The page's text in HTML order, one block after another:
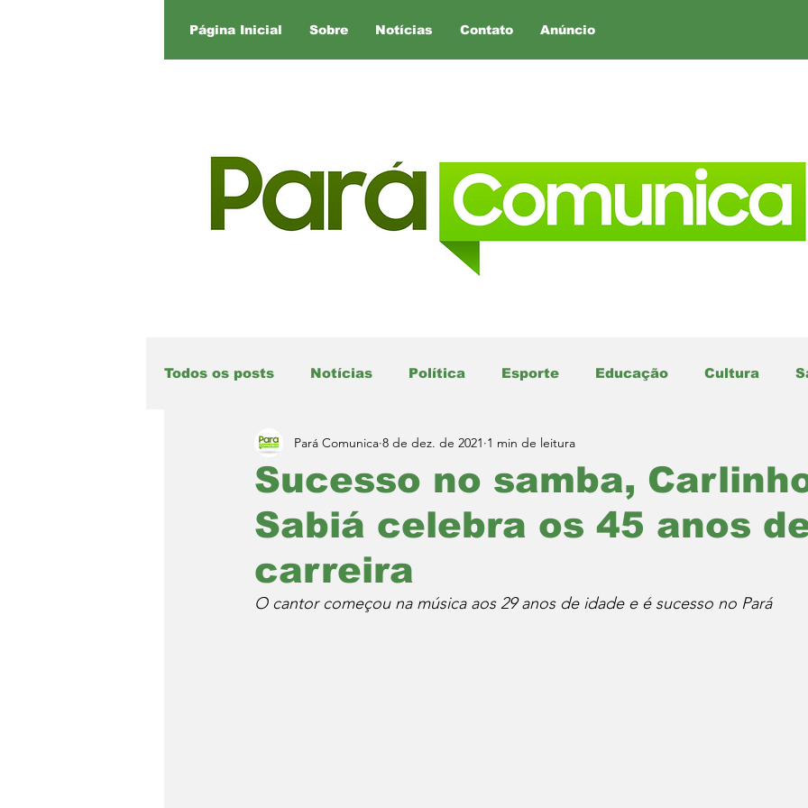
Página Inicial Sobre Notícias Contato Anúncio
Todos os posts Notícias Política Esporte Educação Cultura
Sucesso no samba,
Sabiá celebra os 45 anos
carreira
Pará Comunica 8 de dez. de 2021 1 min de leitura
O cantor começou na música aos 29 anos de idade e é sucesso no Pará